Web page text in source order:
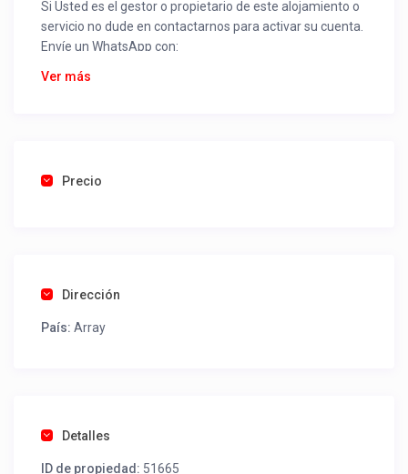
Si Usted es el gestor o propietario de este alojamiento o
servicio no dude en contactarnos para activar su cuenta.
Envíe un WhatsApp con:
Nombre alojamiento o servicio
Una foto de cuenta de luz o agua o gas que acredite
como un profesional sin COMISIONES ni ESTAFAS.
Tel contacto propiedad:
Ver más
Precio
Dirección
País: Array
Detalles
ID de propiedad: 51665